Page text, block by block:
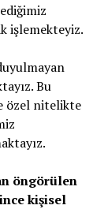
işlemekteyiz.
Bu
özel nitelikte
öngörülen
kişisel